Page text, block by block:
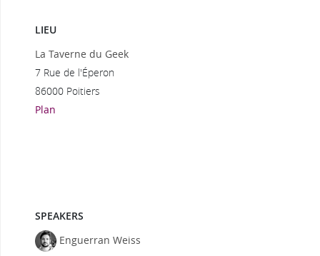
LIEU
La Taverne du Geek
7 Rue de l'Éperon
86000 Poitiers
Plan
SPEAKERS
Enguerran Weiss